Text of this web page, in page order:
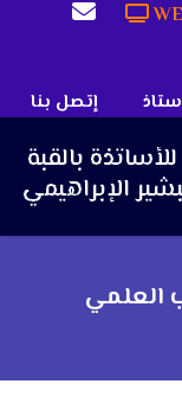
إتصل بنا
العلمي